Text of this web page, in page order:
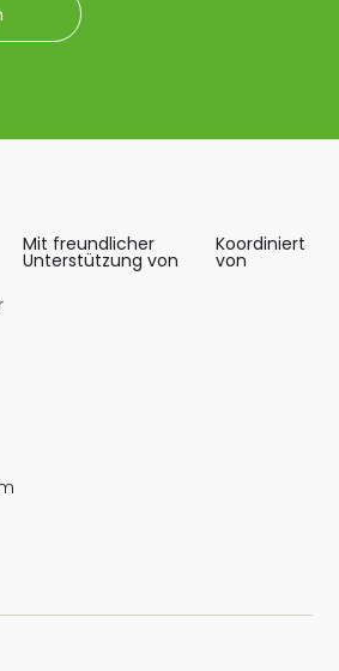
Koordiniert
von
Mit freundlicher
Unterstützung von